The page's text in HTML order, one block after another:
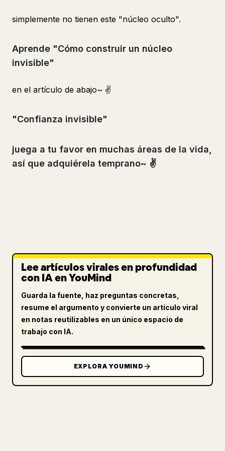
simplemente no tienen este "núcleo oculto".
Aprende "Cómo construir un núcleo
invisible"
en el artículo de abajo~ ✌️
"Confianza invisible"
juega a tu favor en muchas áreas de la vida,
así que adquiérela temprano~ ✌️
Lee artículos virales en profundidad
con IA en YouMind
Guarda la fuente, haz preguntas concretas,
resume el argumento y convierte un artículo viral
en notas reutilizables en un único espacio de
trabajo con IA.
EXPLORA YOUMIND